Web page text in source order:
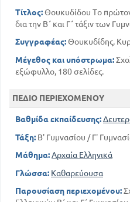
Τίτλος:Θουκυδίδου Το
δια την Β΄ και Γ΄ τάξιν των
Συγγραφέας:Θουκυδίδης,
Μέγεθος και υπόστρωμα:
εξώφυλλο, 180 σελίδες.
ΠΕΔΙΟ ΠΕΡΙΕΧΟΜΕΝΟΥ
Βαθμίδα εκπαίδευσης:
Τάξη: Β' Γυμνασίου / Γ'
Μάθημα:Αρχαία Ελληνικά
Γλώσσα: Καθαρεύουσα
Παρουσίαση περιεχομένου: